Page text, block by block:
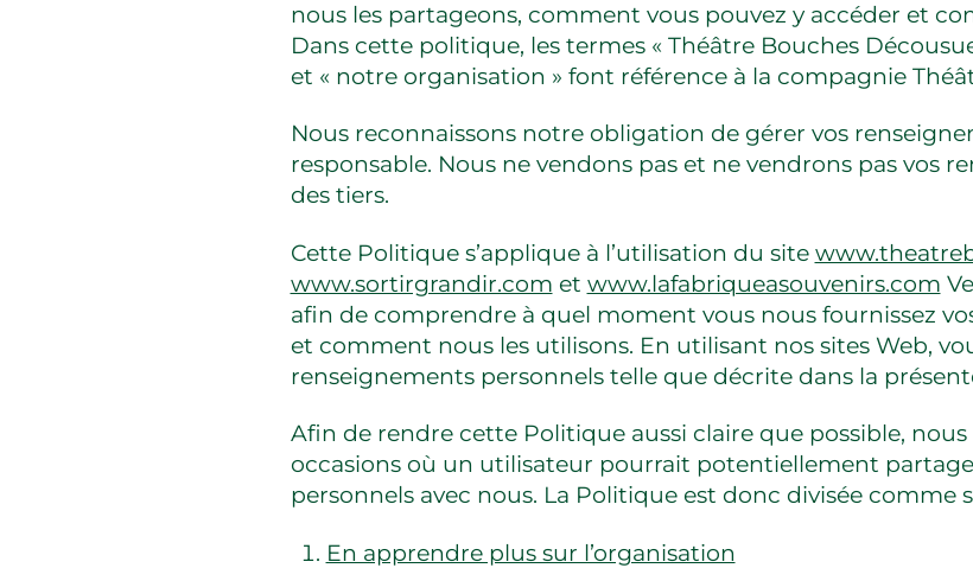
nous les partageons, comment vous pouvez y accéder et
Dans cette politique, les termes « Théâtre Bouches
et « notre organisation » font référence à la compagnie
Nous reconnaissons notre obligation de gérer vos
responsable. Nous ne vendons pas et ne vendrons pas vos
des tiers.
Cette Politique s’applique à l’utilisation du site
www.sortirgrandir.com et www.lafabriqueasouvenirs.com
afin de comprendre à quel moment vous nous fournissez
et comment nous les utilisons. En utilisant nos sites Web,
renseignements personnels telle que décrite dans la
Afin de rendre cette Politique aussi claire que possible,
occasions où un utilisateur pourrait potentiellement
personnels avec nous. La Politique est donc divisée comme
En apprendre plus sur l’organisation